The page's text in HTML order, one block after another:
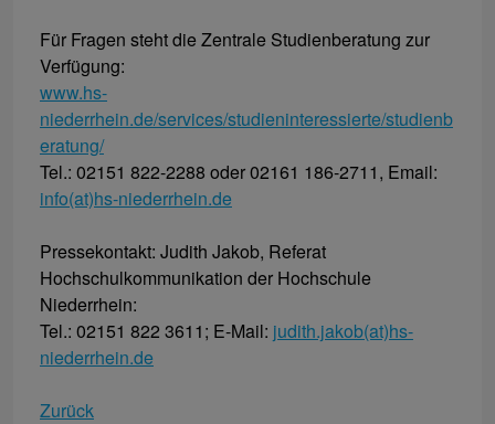
Für Fragen steht die Zentrale Studienberatung zur
Verfügung:
www.hs-
niederrhein.de/services/studieninteressierte/studienb
eratung/
Tel.: 02151 822-2288 oder 02161 186-2711, Email:
info(at)hs-niederrhein.de
Pressekontakt: Judith Jakob, Referat
Hochschulkommunikation der Hochschule
Niederrhein:
Tel.: 02151 822 3611; E-Mail: judith.jakob(at)hs-
niederrhein.de
Zurück